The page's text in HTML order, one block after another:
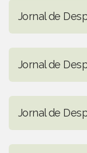
Jornal de
Jornal de
Jornal de